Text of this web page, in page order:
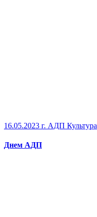
16.05.2023 г. АДП Культура
Днем АДП